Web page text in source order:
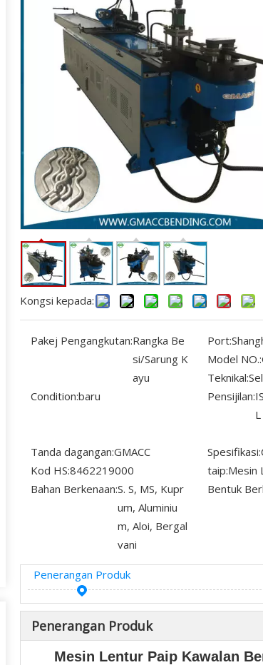
Kongsi kepada:
Pakej Pengangkutan:Rangka Be
si/Sarung K
ayu
Port:
Model NO.:
Teknikal:
Condition:baru Pensijilan:
L
Tanda dagangan:GMACC Spesifikasi:
Kod HS:8462219000 taip:Mesin
Bahan Berkenaan:S. S, MS, Kupr
um, Aluminiu
m, Aloi, Bergal
vani
Bentuk
Penerangan Produk
Penerangan Produk
Mesin Lentur Paip Kawalan